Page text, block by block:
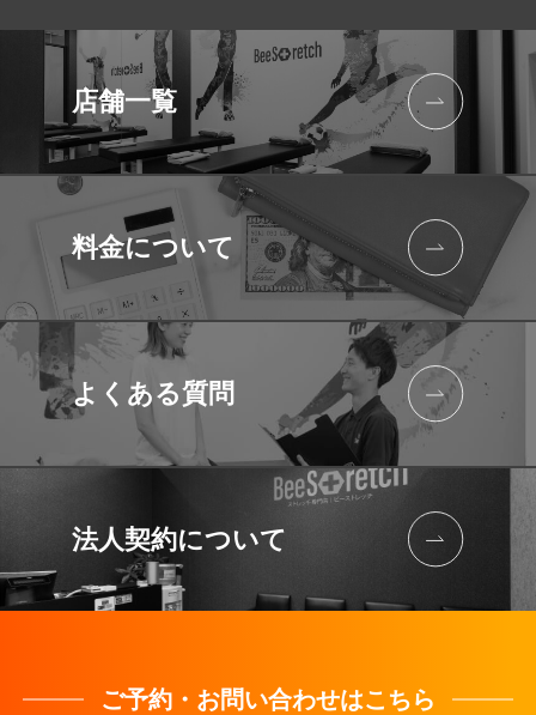
店舗一覧
料金について
よくある質問
法人契約について
ご予約・お問い合わせはこちら